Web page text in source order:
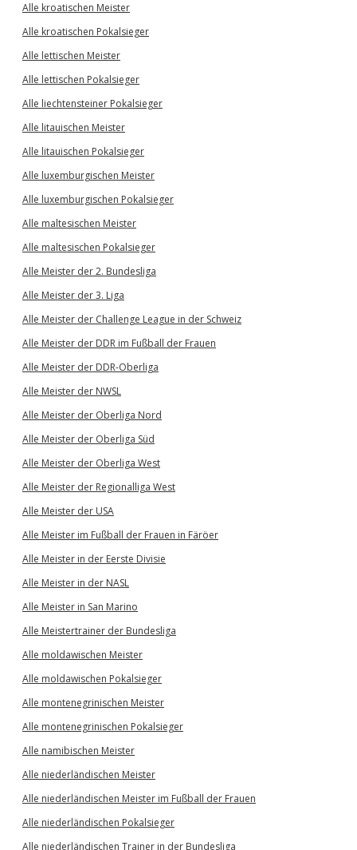
Alle kroatischen Meister
Alle kroatischen Pokalsieger
Alle lettischen Meister
Alle lettischen Pokalsieger
Alle liechtensteiner Pokalsieger
Alle litauischen Meister
Alle litauischen Pokalsieger
Alle luxemburgischen Meister
Alle luxemburgischen Pokalsieger
Alle maltesischen Meister
Alle maltesischen Pokalsieger
Alle Meister der 2. Bundesliga
Alle Meister der 3. Liga
Alle Meister der Challenge League in der Schweiz
Alle Meister der DDR im Fußball der Frauen
Alle Meister der DDR-Oberliga
Alle Meister der NWSL
Alle Meister der Oberliga Nord
Alle Meister der Oberliga Süd
Alle Meister der Oberliga West
Alle Meister der Regionalliga West
Alle Meister der USA
Alle Meister im Fußball der Frauen in Färöer
Alle Meister in der Eerste Divisie
Alle Meister in der NASL
Alle Meister in San Marino
Alle Meistertrainer der Bundesliga
Alle moldawischen Meister
Alle moldawischen Pokalsieger
Alle montenegrinischen Meister
Alle montenegrinischen Pokalsieger
Alle namibischen Meister
Alle niederländischen Meister
Alle niederländischen Meister im Fußball der Frauen
Alle niederländischen Pokalsieger
Alle niederländischen Trainer in der Bundesliga